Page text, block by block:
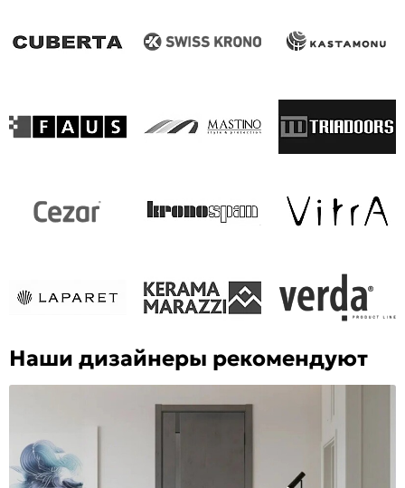
Наши дизайнеры рекомендуют